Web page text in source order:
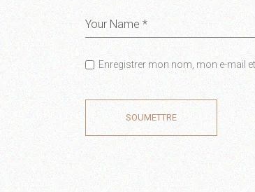
Enregistrer mon nom, mon e-mail
SOUMETTRE